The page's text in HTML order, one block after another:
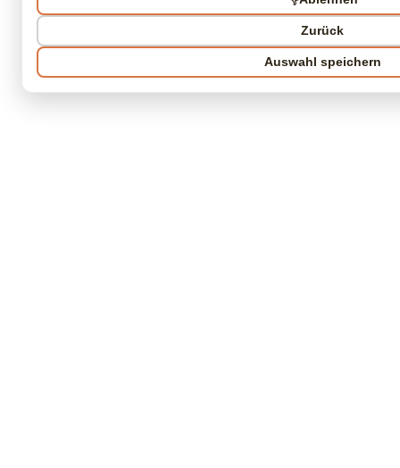
Zurück
Auswahl speichern